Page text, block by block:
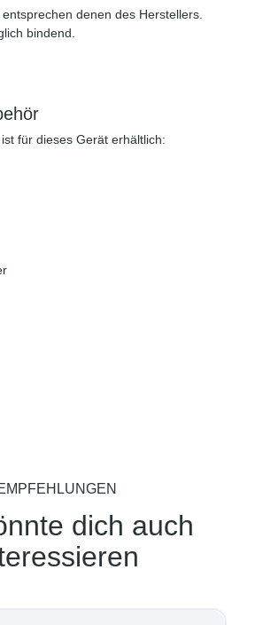
denen des Herstellers.
bindend.
für dieses Gerät erhältlich:
dich auch